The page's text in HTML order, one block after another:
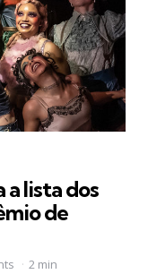
lista dos
de
2 min